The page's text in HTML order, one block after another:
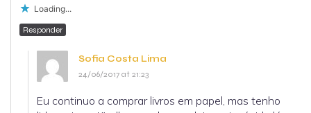
Loading...
Responder
Sofia Costa Lima
24/06/2017 at 21:23
Eu continuo a comprar livros em papel, mas tenho